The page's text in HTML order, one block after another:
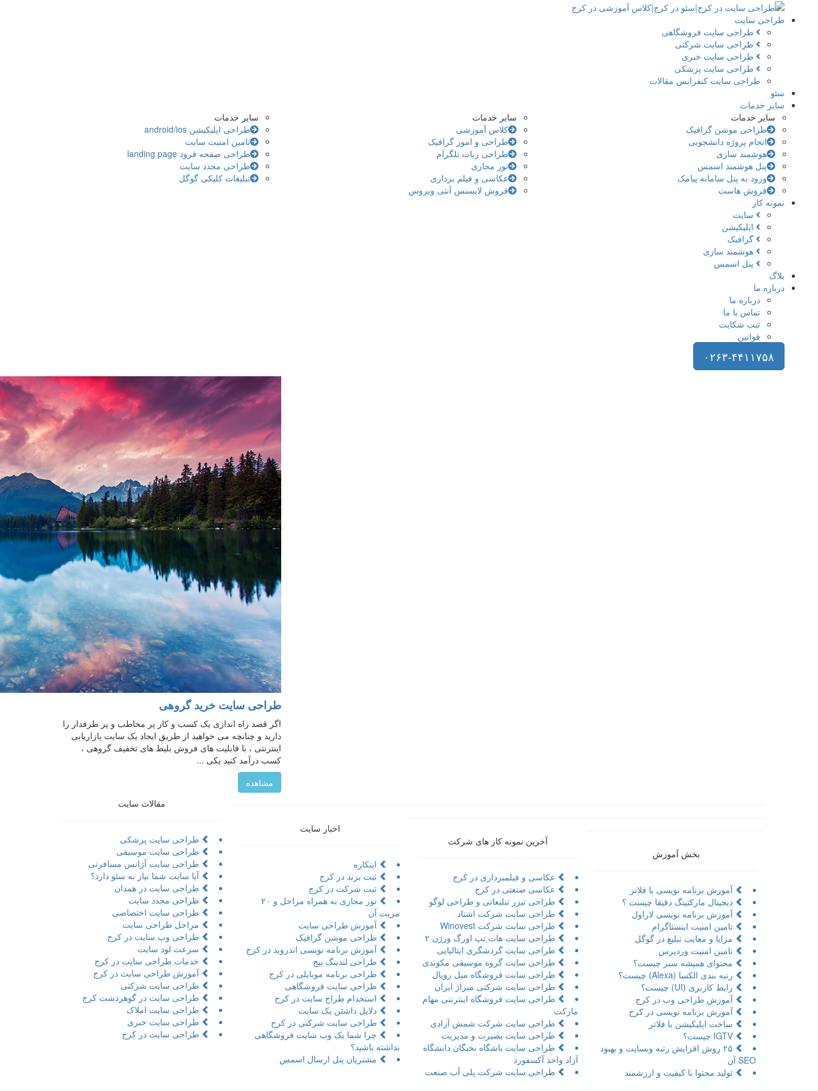
طراحی سایت
طراحی سایت فروشگاهی
طراحی سایت شرکتی
طراحی سایت خبری
طراحی سایت پزشکی
طراحی سایت کنفرانس مقالات
سئو
سایر خدمات
سایر خدمات
طراحی اپلیکیشن android/ios
تامین امنیت سایت
طراحی صفحه فرود landing page
طراحی مجدد سایت
تبلیغات کلیکی گوگل
سایر خدمات
کلاس آموزشی
طراحی و امور گرافیک
طراحی ربات تلگرام
تور مجازی
عکاسی و فیلم برداری
فروش لایسنس آنتی ویروس
سایر خدمات
طراحی موشن گرافیک
انجام پروژه دانشجویی
هوشمند سازی
پنل هوشمند اسمس
ورود به پنل سامانه پیامک
فروش هاست
نمونه کار
سایت
اپلیکیشن
گرافیک
هوشمند سازی
پنل اسمس
بلاگ
درباره ما
درباره ما
تماس با ما
ثبت شکایت
قوانین
۰۲۶۳-۴۴۱۱۷۵۸
طراحی سایت خرید گروهی
اگر قصد راه اندازی یک کسب و کار پر مخاطب و پر طرفدار را
دارید و چنانچه می خواهید از طریق ایجاد یک سایت بازاریابی
اینترنتی ، با قابلیت های فروش بلیط های تخفیف گروهی ،
کسب درآمد کنید یکی ...
مشاهده
مقالات سایت
طراحی سایت پزشکی
طراحی سایت موسیقی
طراحی سایت آژانس مسافرتی
آیا سایت شما نیاز به سئو دارد؟
طراحی سایت در همدان
طراحی مجدد سایت
طراحی سایت اختصاصی
مراحل طراحی سایت
طراحی وب سایت در کرج
سرعت لود سایت
خدمات طراحی سایت در کرج
آموزش طراحی سایت در کرج
طراحی سایت شرکتی
طراحی سایت در گوهردشت کرج
طراحی سایت املاک
طراحی سایت خبری
طراحی سایت در کرج
اخبار سایت
اینکاره
ثبت برند در کرج
ثبت شرکت در کرج
تور مجازی به همراه مراحل و ۲۰
مزیت آن
آموزش طراحی سایت
طراحی موشن گرافیک
آموزش برنامه نویسی اندروید در کرج
طراحی لندینگ پیج
طراحی برنامه موبایلی در کرج
طراحی سایت فروشگاهی
استخدام طراح سایت در کرج
دلایل داشتن یک سایت
طراحی سایت شرکتی در کرج
چرا شما یک وب سایت فروشگاهی
نداشته باشید؟
مشتریان پنل ارسال اسمس
آخرین نمونه کار های شرکت
عکاسی و فیلمبرداری در کرج
عکاسی صنعتی در کرج
طراحی تیزر تبلیعاتی و طراحی لوگو
طراحی سایت شرکت اشتاد
طراحی سایت شرکت Winovest
طراحی سایت هات تپ اورگ ورژن ۲
طراحی سایت گردشگری ایتالیایی
طراحی سایت گروه موسیقی مکوندی
طراحی سایت فروشگاه مبل رویال
طراحی سایت شرکتی میراژ ایران
طراحی سایت فروشگاه اینترنتی مهام
مارکت
طراحی سایت شرکت شمش آزادی
طراحی سایت بصیرت و مدیریت
طراحی سایت باشگاه نخبگان دانشگاه
آزاد واحد آکسفورد
طراحی سایت شرکت پلی آب صنعت
بخش آموزش
آموزش برنامه نویسی با فلاتر
دیجیتال مارکتینگ دقیقا چیست ؟
آموزش برنامه نویسی لاراول
تامین امنیت اینستاگرام
مزایا و معایب تبلیغ در گوگل
تامین امنیت وردپرس
محتوای همیشه سبز چیست؟
رتبه بندی الکسا (Alexa) چیست؟
رابط کاربری (UI) چیست؟
آموزش طراحی وب در کرج
آموزش برنامه نویسی در کرج
ساخت اپلیکیشن با فلاتر
۲۵ روش افزایش رتبه وبسایت و بهبود
SEO آن
تولید محتوا با کیفیت و ارزشمند